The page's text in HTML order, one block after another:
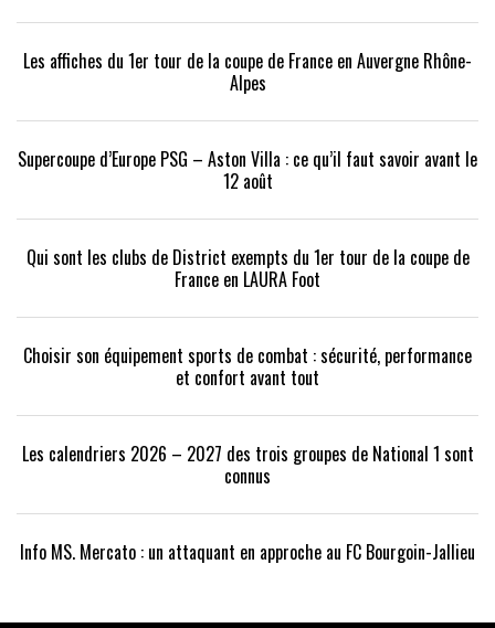
Les affiches du 1er tour de la coupe de France en Auvergne Rhône-
Alpes
Supercoupe d’Europe PSG – Aston Villa : ce qu’il faut savoir avant le
12 août
Qui sont les clubs de District exempts du 1er tour de la coupe de
France en LAURA Foot
Choisir son équipement sports de combat : sécurité, performance
et confort avant tout
Les calendriers 2026 – 2027 des trois groupes de National 1 sont
connus
Info MS. Mercato : un attaquant en approche au FC Bourgoin-Jallieu